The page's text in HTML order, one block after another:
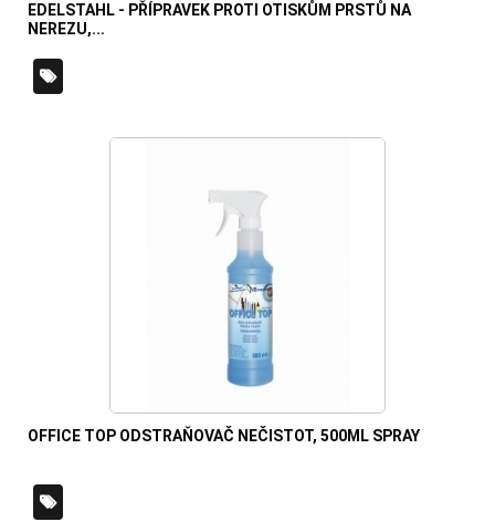
EDELSTAHL - PŘÍPRAVEK PROTI OTISKŮM PRSTŮ NA
NEREZU,...
OFFICE TOP ODSTRAŇOVAČ NEČISTOT, 500ML SPRAY